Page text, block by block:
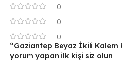
0
0
0
“Gaziantep Beyaz İkili Kalem
yorum yapan ilk kişi siz olun